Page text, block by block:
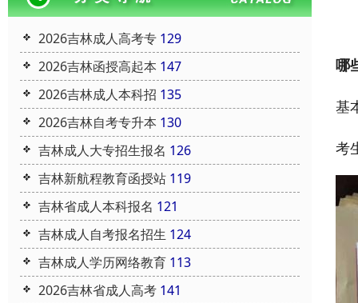
2026吉林成人高考专 129
2026吉林函授高起本 147
2026吉林成人本科招 135
2026吉林自考专升本 130
吉林成人大专招生报名 126
吉林新航程教育函授站 119
吉林省成人本科报名 121
吉林成人自考报名招生 124
吉林成人学历网络教育 113
2026吉林省成人高考 141
哪
基
考